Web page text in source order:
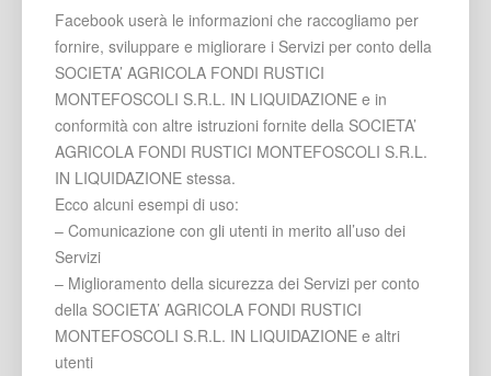
Facebook userà le informazioni che raccogliamo per
fornire, sviluppare e migliorare i Servizi per conto della
SOCIETA’ AGRICOLA FONDI RUSTICI
MONTEFOSCOLI S.R.L. IN LIQUIDAZIONE e in
conformità con altre istruzioni fornite della SOCIETA’
AGRICOLA FONDI RUSTICI MONTEFOSCOLI S.R.L.
IN LIQUIDAZIONE stessa.
Ecco alcuni esempi di uso:
– Comunicazione con gli utenti in merito all’uso dei
Servizi
– Miglioramento della sicurezza dei Servizi per conto
della SOCIETA’ AGRICOLA FONDI RUSTICI
MONTEFOSCOLI S.R.L. IN LIQUIDAZIONE e altri
utenti